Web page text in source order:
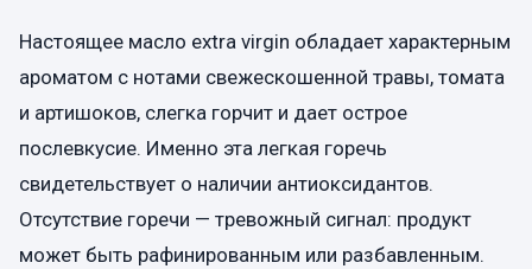
Настоящее масло extra virgin обладает характерным
ароматом с нотами свежескошенной травы, томата
и артишоков, слегка горчит и дает острое
послевкусие. Именно эта легкая горечь
свидетельствует о наличии антиоксидантов.
Отсутствие горечи — тревожный сигнал: продукт
может быть рафинированным или разбавленным.